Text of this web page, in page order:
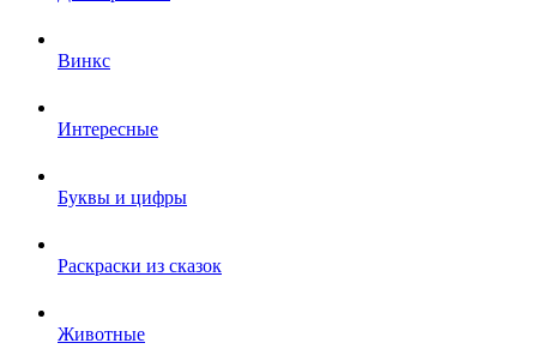
Винкс
Интересные
Буквы и цифры
Раскраски из сказок
Животные